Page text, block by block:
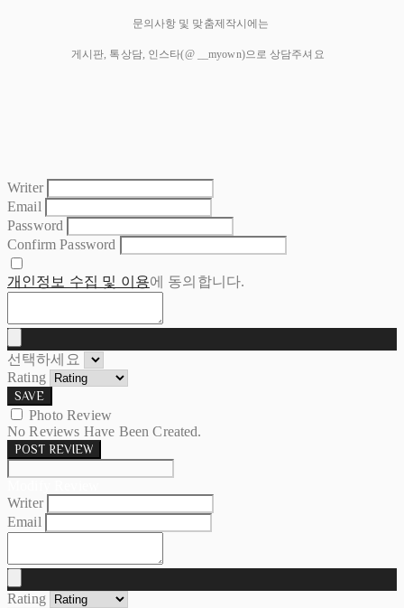
문의사항 및 맞춤제작시에는
게시판, 톡상담, 인스타(@ __myown)으로 상담주셔요
Writer
Email
Password
Confirm Password
개인정보 수집 및 이용에 동의합니다.
선택하세요
Rating
SAVE
Photo Review
No Reviews Have Been Created.
POST REVIEW
Writer
Email
Rating